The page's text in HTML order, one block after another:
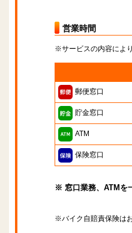
営業時間
※サービスの内容によ
郵便窓口
貯金窓口
ATM
保険窓口
※ 窓口業務、ATMを
※バイク自賠責保険は